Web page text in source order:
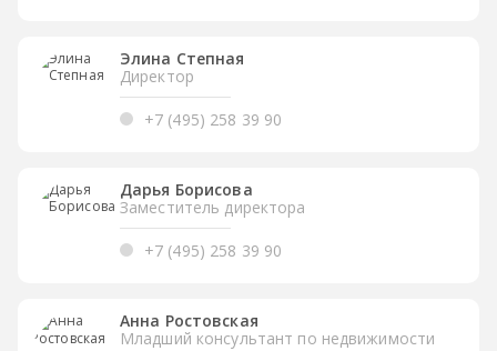
Элина Степная
Директор
+7 (495) 258 39 90
Дарья Борисова
Заместитель директора
+7 (495) 258 39 90
Анна Ростовская
Младший консультант по недвижимости